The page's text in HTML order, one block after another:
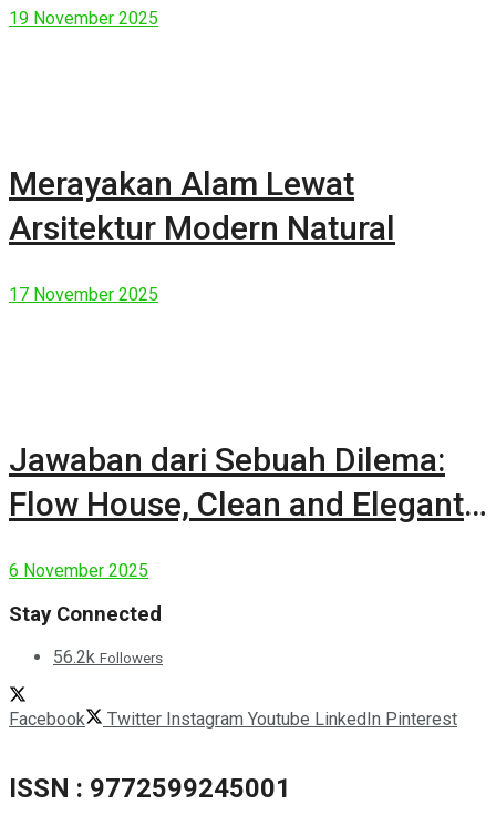
19 November 2025
Merayakan Alam Lewat
Arsitektur Modern Natural
17 November 2025
Jawaban dari Sebuah Dilema:
Flow House, Clean and Elegant
6 November 2025
Stay Connected
56.2k Followers
Facebook Twitter Instagram Youtube LinkedIn Pinterest
ISSN : 9772599245001